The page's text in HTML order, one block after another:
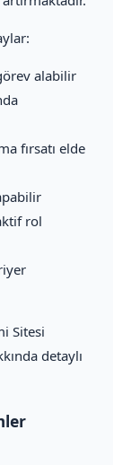
alabilir
fırsatı elde
rol
Sitesi
detaylı